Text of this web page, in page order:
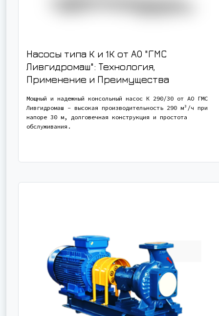
Насосы типа К и 1К от АО "ГМС
Ливгидромаш": Технология,
Применение и Преимущества
Мощный и надежный консольный насос К 290/30 от АО ГМС
Ливгидромаш - высокая производительность 290 м³/ч при
напоре 30 м, долговечная конструкция и простота
обслуживания.